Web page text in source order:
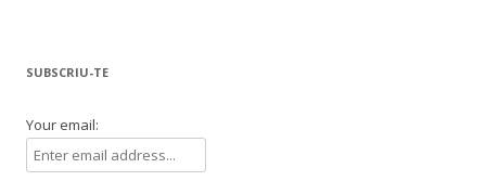
SUBSCRIU-TE
Your email: